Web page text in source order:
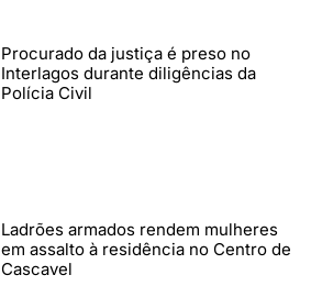
Procurado da justiça é preso no
Interlagos durante diligências da
Polícia Civil
Ladrões armados rendem mulheres
em assalto à residência no Centro de
Cascavel